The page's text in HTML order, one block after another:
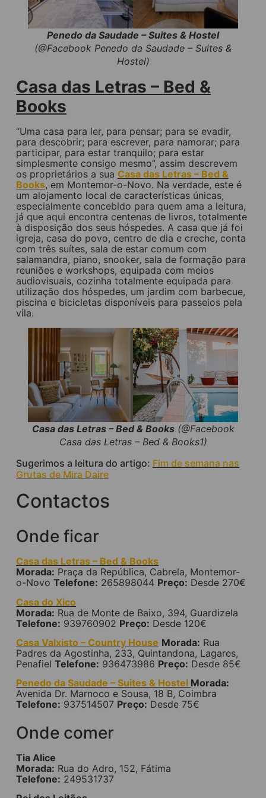
Penedo da Saudade – Suites & Hostel
(@Facebook Penedo da Saudade – Suites &
Hostel)
Casa das Letras – Bed &
Books
“Uma casa para ler, para pensar; para se evadir,
para descobrir; para escrever, para namorar; para
participar, para estar tranquilo; para estar
simplesmente consigo mesmo”, assim descrevem
os proprietários a sua Casa das Letras – Bed &
Books, em Montemor-o-Novo. Na verdade, este é
um alojamento local de características únicas,
especialmente concebido para quem ama a leitura,
já que aqui encontra centenas de livros, totalmente
à disposição dos seus hóspedes. A casa que já foi
igreja, casa do povo, centro de dia e creche, conta
com três suítes, sala de estar comum com
salamandra, piano, snooker, sala de formação para
reuniões e workshops, equipada com meios
audiovisuais, cozinha totalmente equipada para
utilização dos hóspedes, um jardim com barbecue,
piscina e bicicletas disponíveis para passeios pela
vila.
Casa das Letras – Bed & Books(@Facebook
Casa das Letras – Bed & Books1)
Sugerimos a leitura do artigo: Fim de semana nas
Grutas de Mira Daire
Contactos
Onde ficar
Casa das Letras – Bed & Books
Morada: Praça da República, Cabrela, Montemor-
o-NovoTelefone: 265898044 Preço: Desde 270€
Casa do Xico
Morada: Rua de Monte de Baixo, 394, Guardizela
Telefone: 939760902 Preço: Desde 120€
Casa Valxisto – Country House Morada: Rua
Padres da Agostinha, 233, Quintandona, Lagares,
PenafielTelefone: 936473986 Preço: Desde 85€
Penedo da Saudade – Suites & Hostel Morada:
Avenida Dr. Marnoco e Sousa, 18 B, Coimbra
Telefone: 937514507 Preço: Desde 75€
Onde comer
Tia Alice
Morada: Rua do Adro, 152, Fátima
Telefone: 249531737